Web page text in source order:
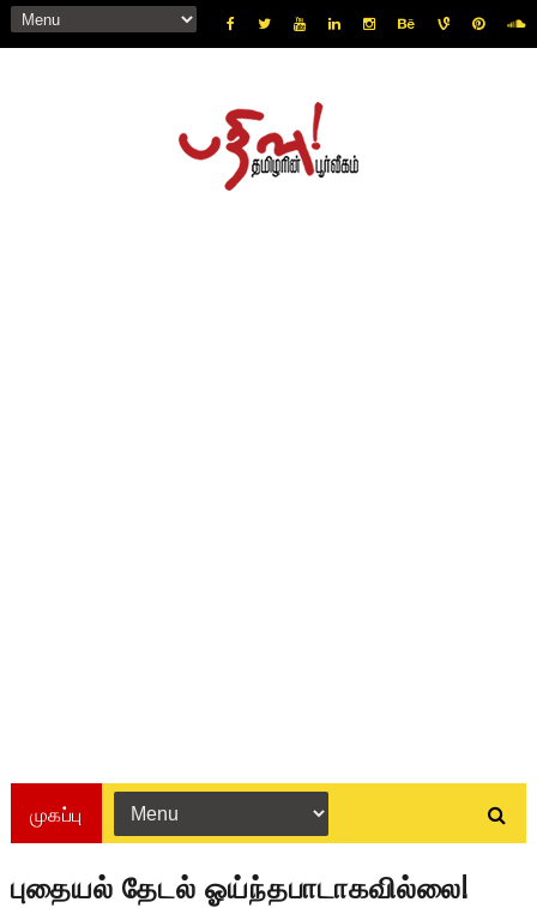
முகப்பு
புதையல் தேடல் ஓய்ந்தபாடாகவில்லை!